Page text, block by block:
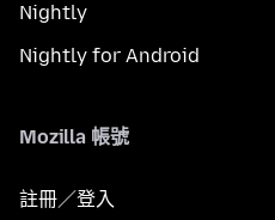
Nightly
Nightly for Android
Mozilla 帳號
註冊／登入